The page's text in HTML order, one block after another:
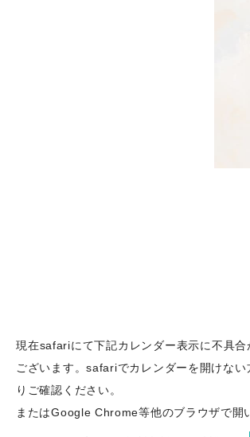
現在safariにて下記カレンダー表示に不具合
ございます。safariでカレンダーを開けない
りご確認ください。
またはGoogle Chrome等他のブラウザで開